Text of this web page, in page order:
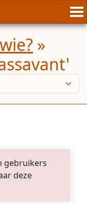
»
gebruikers
deze